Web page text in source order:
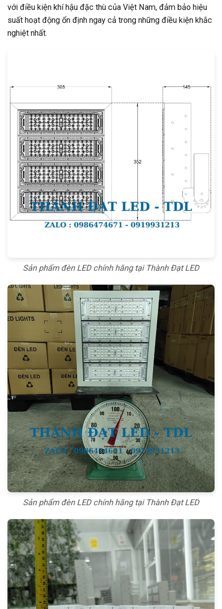
với điều kiện khí hậu đặc thù của Việt Nam, đảm bảo hiệu
suất hoạt động ổn định ngay cả trong những điều kiện khắc
nghiệt nhất.
Sản phẩm đèn LED chính hãng tại Thành Đạt LED
Sản phẩm đèn LED chính hãng tại Thành Đạt LED